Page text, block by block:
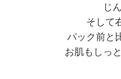
じ
そして
パック前と
お肌もしっ